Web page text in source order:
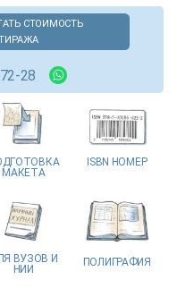
СТОИМОСТЬ
28
МАКЕТА
ISBN НОМЕР
ВУЗОВ И
НИИ
ПОЛИГРАФИЯ